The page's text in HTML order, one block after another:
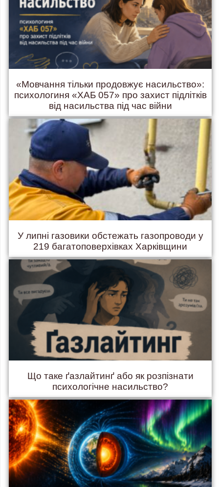
«Мовчання тільки продовжує насильство»:
психологиня «ХАБ 057» про захист підлітків
від насильства під час війни
У липні газовики обстежать газопроводи у
219 багатоповерхівках Харківщини
Що таке ґазлайтинґ або як розпізнати
психологічне насильство?